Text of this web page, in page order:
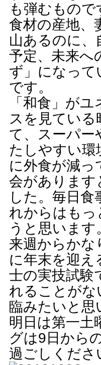
も弾むもの
食材の産地、
山あるのに、
予定、未来へ
ず」になっ
です。
「和食」が
スを見てい
て、スーパー
たしやすい環
に外食が減っ
会があります
した。毎日
れからはも
うと思います
来週からか
に年末を迎え
士の実技試験
れることがな
臨みたいと思
明日は第一土
グは9日から
過ごしくださ